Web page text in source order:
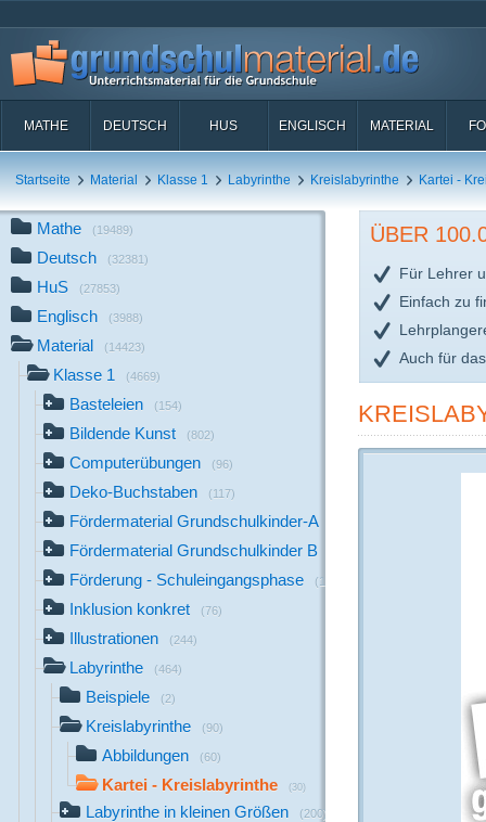
MATHE DEUTSCH HUS ENGLISCH MATERIAL
Startseite Material Klasse 1 Labyrinthe Kreislabyrinthe Kartei -
Mathe (19489)
Deutsch (32381)
HuS (27853)
Englisch (3988)
Material (14423)
Klasse 1 (4669)
Basteleien (154)
Bildende Kunst (802)
Computerübungen (96)
Deko-Buchstaben (117)
Fördermaterial Grundschulkinder-A
Fördermaterial Grundschulkinder B
Förderung - Schuleingangsphase (1142)
Inklusion konkret (76)
Illustrationen (244)
Labyrinthe (464)
Beispiele (2)
Kreislabyrinthe (90)
Abbildungen (60)
Kartei - Kreislabyrinthe (30)
Labyrinthe in kleinen Größen (200)
ÜBER
Für Lehrer
Einfach zu
Auch für